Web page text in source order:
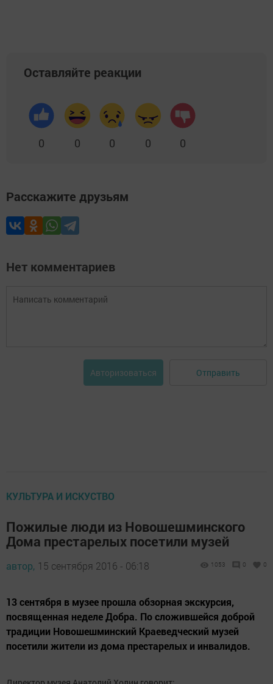
Оставляйте реакции
0 0 0 0 0
Расскажите друзьям
Нет комментариев
Авторизоваться Отправить
КУЛЬТУРА И ИСКУСТВО
Пожилые люди из Новошешминского
Дома престарелых посетили музей
автор, 15 сентября 2016 - 06:18 1053 0 0
13 сентября в музее прошла обзорная экскурсия,
посвященная неделе Добра. По сложившейся доброй
традиции Новошешминский Краеведческий музей
посетили жители из дома престарелых и инвалидов.